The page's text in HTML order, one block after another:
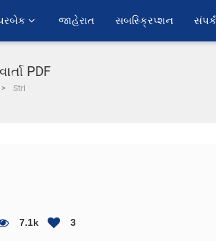
જાહેરાત સબસ્ક્રિપ્શન
PDF
Stri
7.1k 3